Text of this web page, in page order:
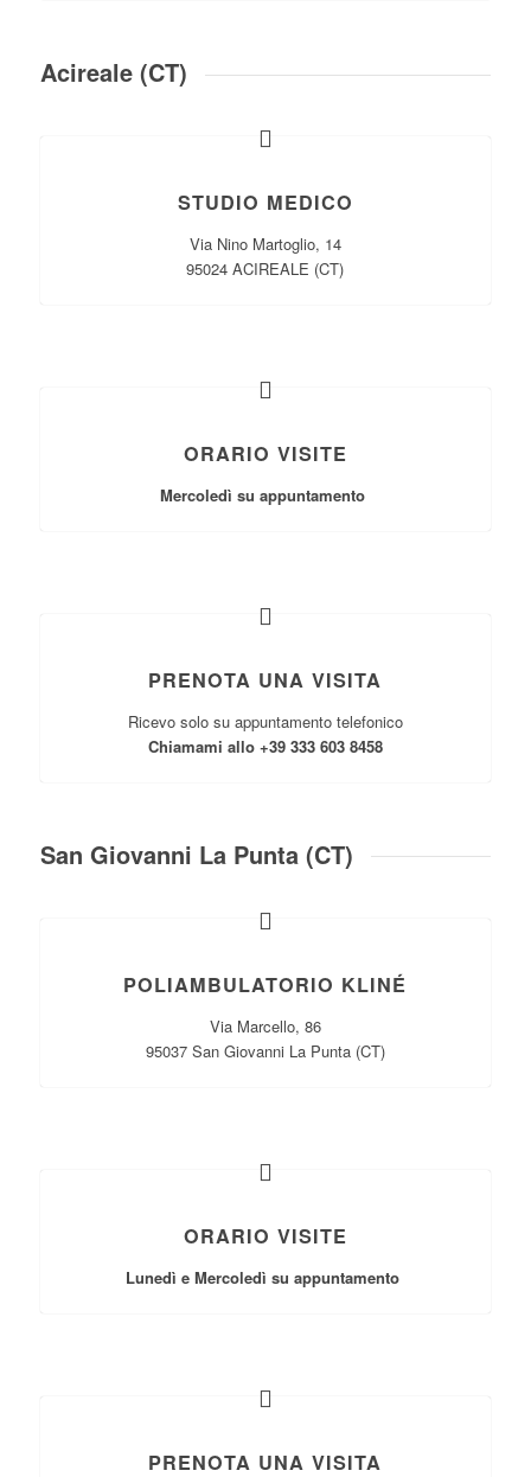
Acireale (CT)
STUDIO MEDICO
Via Nino Martoglio, 14
95024 ACIREALE (CT)
ORARIO VISITE
Mercoledì su appuntamento
PRENOTA UNA VISITA
Ricevo solo su appuntamento telefonico
Chiamami allo +39 333 603 8458
San Giovanni La Punta (CT)
POLIAMBULATORIO KLINÉ
Via Marcello, 86
95037 San Giovanni La Punta (CT)
ORARIO VISITE
Lunedì e Mercoledì su appuntamento
PRENOTA UNA VISITA